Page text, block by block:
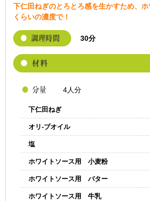
下仁田ねぎのとろとろ感を生かすため、
くらいの濃度で！
30分
4人分
下仁田ねぎ
オリ-ブオイル
塩
ホワイトソース用 小麦粉
ホワイトソース用 バター
ホワイトソース用 牛乳